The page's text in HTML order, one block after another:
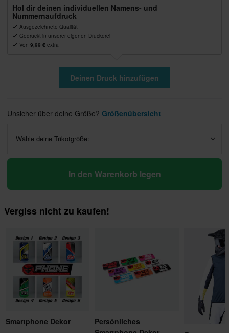
Hol dir deinen individuellen Namens- und
Nummernaufdruck
Ausgezeichnete Qualität
Gedruckt in unserer eigenen Druckerei
Von 9,99 € extra
Deinen Druck hinzufügen
Unsicher über deine Größe? Größenübersicht
Wähle deine Trikotgröße:
In den Warenkorb legen
Vergiss nicht zu kaufen!
Smartphone Dekor
Persönliches